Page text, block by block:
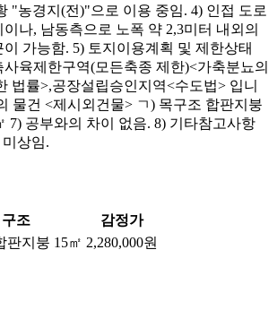
"농경지(전)"으로 이용 중임. 4) 인접 도로
나, 남동측으로 노폭 약 2,3미터 내외의
가능함. 5) 토지이용계획 및 제한상태
육제한구역(모든축종 제한)<가축분뇨의
법률>,공장설립승인지역<수도법> 입니
물건 <제시외건물> ㄱ) 목구조 합판지붕
7) 공부와의 차이 없음. 8) 기타참고사항
상임.
구조
감정가
판지붕 15㎡ 2,280,000원